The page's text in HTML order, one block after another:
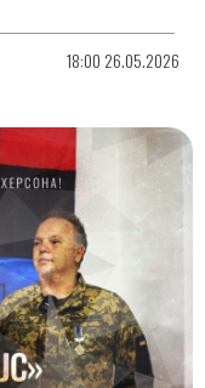
18:00 26.05.2026